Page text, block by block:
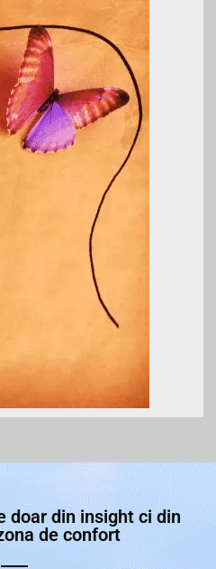
doar din insight ci din
de confort